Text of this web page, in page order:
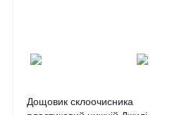
Дощовик склоочисника